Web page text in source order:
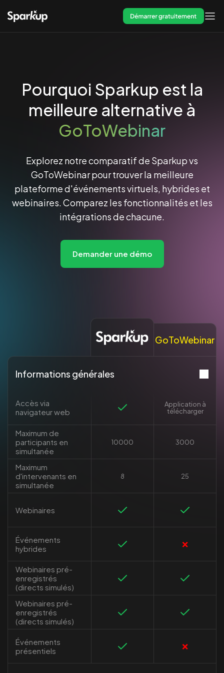
Démarrer gratuitement
Pourquoi Sparkup est la
meilleure alternative à
GoToWebinar
Explorez notre comparatif de Sparkup vs
GoToWebinar pour trouver la meilleure
plateforme d'événements virtuels, hybrides et
webinaires. Comparez les fonctionnalités et les
intégrations de chacune.
Demander une démo
GoToWebinar
Informations générales
Accès via
navigateur web
Application à
télécharger
Maximum de
participants en
simultanée
10000 3000
Maximum
d'intervenants en
simultanée
8 25
Webinaires
Événements
hybrides
❌
Webinaires pré-
enregistrés
(directs simulés)
Webinaires pré-
enregistrés
(directs simulés)
Événements
présentiels
❌